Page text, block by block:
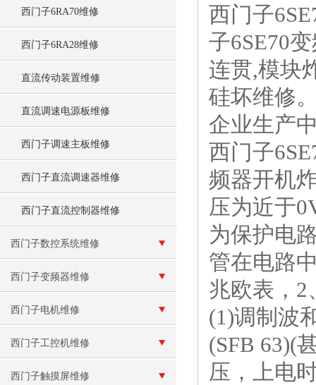
西门子6RA70维修
西门子6RA28维修
直流传动装置维修
直流调速电源板维修
西门子调速主板维修
西门子直流调速器维修
西门子直流控制器维修
西门子数控系统维修
西门子变频器维修
西门子电机维修
西门子工控机维修
西门子触摸屏维修
西门子
子6SE70
连贯,模块
硅坏维修
企业生产
西门子
频器开机
压为近于
为保护电
管在电路
兆欧表，2
(1)调制波
(SFB 63)(
压，上电